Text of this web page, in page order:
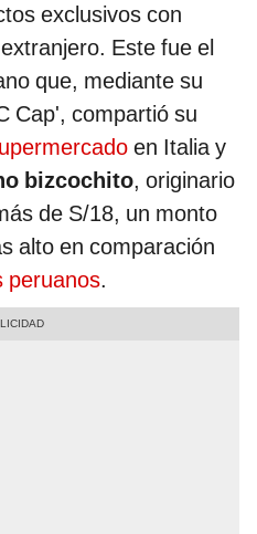
exclusivos con
Este fue el
que, mediante su
Cap', compartió su
en Italia y
bizcochito, originario
de S/18, un monto
alto en comparación
peruanos.